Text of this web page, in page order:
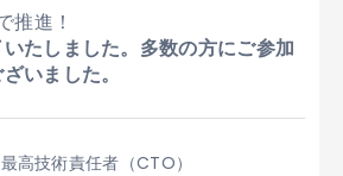
推進！
たしました。多数の方にご参加
いました。
高技術責任者（CTO）